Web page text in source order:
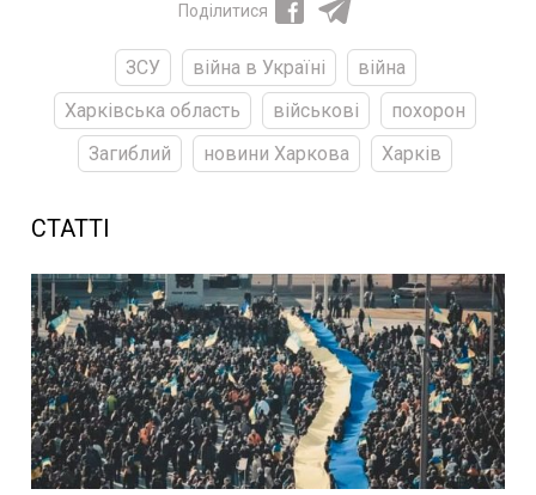
Поділитися
ЗСУ війна в Україні
війна
Харківська область
військові
похорон
Загиблий
новини Харкова Харків
СТАТТІ